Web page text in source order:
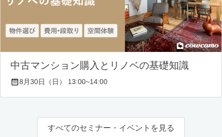
中古マンション購入とリノベの基礎知識
8月30日（日） 13:00~14:00
すべてのセミナー・イベントを見る